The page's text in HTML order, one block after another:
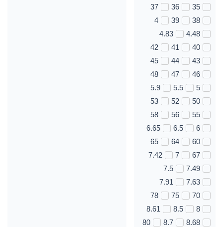
35
36
37
38
39
4
4.48
4.83
40
41
42
43
44
45
46
47
48
5
5.5
5.9
50
52
53
55
56
58
6
6.5
6.65
60
64
65
67
7
7.42
7.49
7.5
7.63
7.91
70
75
78
8
8.5
8.61
8.68
8.7
80